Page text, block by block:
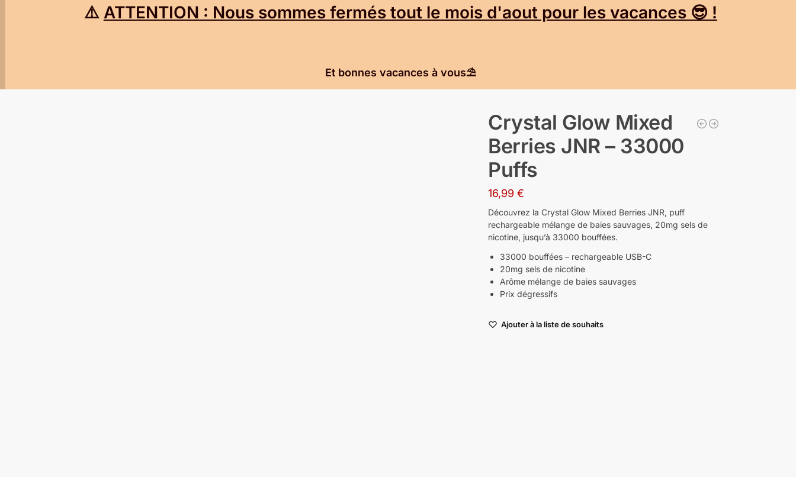
⚠️ ATTENTION : Nous sommes fermés tout le mois d'aout pour les vacances 😎 !
Et bonnes vacances à vous⛱️
Crystal Glow Mixed
Berries JNR – 33000
Puffs
16,99€
Découvrez la Crystal Glow Mixed Berries JNR, puff
rechargeable mélange de baies sauvages, 20mg sels de
nicotine, jusqu’à 33000 bouffées.
33000 bouffées – rechargeable USB-C
20mg sels de nicotine
Arôme mélange de baies sauvages
Prix dégressifs
Ajouter à la liste de souhaits